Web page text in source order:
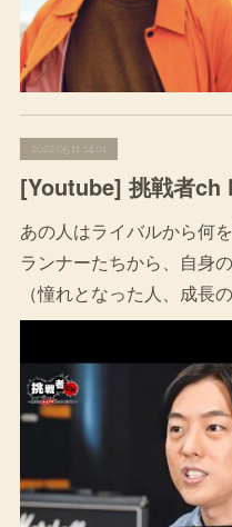
2022.05.11 14:01
あの人はライバルから何
ランナーたちから、自身
（憧れとなった人、成